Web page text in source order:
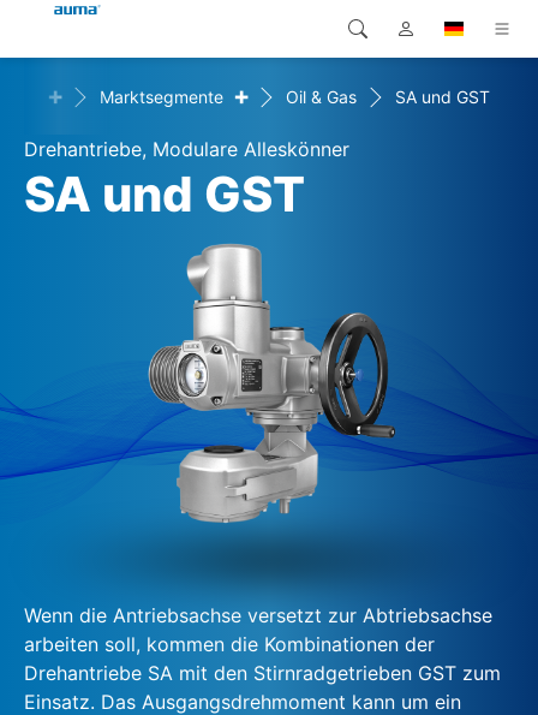
Produkte
Lösungen
Unternehmen
Kontakt
Global
Europa
Asien und Pazifik
Nordamerika
Suche
+ Marktsegmente + Oil & Gas SA und GST
Drehantriebe, Modulare Alleskönner
SA und GST
Wenn die Antriebsachse versetzt zur Abtriebsachse
arbeiten soll, kommen die Kombinationen der
Drehantriebe SA mit den Stirnradgetrieben GST zum
Einsatz. Das Ausgangsdrehmoment kann um ein